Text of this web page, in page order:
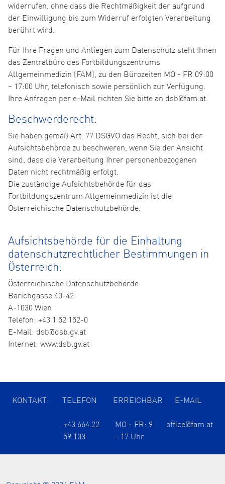
widerrufen, ohne dass die Rechtmäßigkeit der aufgrund
der Einwilligung bis zum Widerruf erfolgten Verarbeitung
berührt wird.
Für Ihre Fragen und Anliegen zum Datenschutz steht Ihnen
das Zentralbüro des Fortbildungszentrums
Allgemeinmedizin (FAM), zu den Bürozeiten MO - FR 09:00
– 17:00 Uhr, telefonisch sowie persönlich zur Verfügung.
Ihre Anfragen per e-Mail richten Sie bitte an dsb@fam.at.
Beschwerderecht:
Sie haben gemäß Art. 77 DSGVO das Recht, sich bei der
Aufsichtsbehörde zu beschweren, wenn Sie der Ansicht
sind, dass die Verarbeitung Ihrer personenbezogenen
Daten nicht rechtmäßig erfolgt.
Die zuständige Aufsichtsbehörde für das
Fortbildungszentrum Allgemeinmedizin ist die
Österreichische Datenschutzbehörde.
Aufsichtsbehörde für die Einhaltung
datenschutzrechtlicher Bestimmungen in
Österreich:
Österreichische Datenschutzbehörde
Barichgasse 40-42
A-1030 Wien
Telefon: +43 1 52 152-0
E-Mail: dsb@dsb.gv.at
Internet: www.dsb.gv.at
KONTAKT: TELEFON ERREICHBAR E-MAIL
+43 664 22
59 103
MO - FR: 9
- 17 Uhr
office@fam.at